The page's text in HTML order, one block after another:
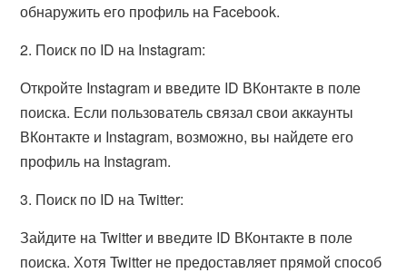
обнаружить его профиль на Facebook.
2. Поиск по ID на Instagram:
Откройте Instagram и введите ID ВКонтакте в поле
поиска. Если пользователь связал свои аккаунты
ВКонтакте и Instagram, возможно, вы найдете его
профиль на Instagram.
3. Поиск по ID на Twitter:
Зайдите на Twitter и введите ID ВКонтакте в поле
поиска. Хотя Twitter не предоставляет прямой способ